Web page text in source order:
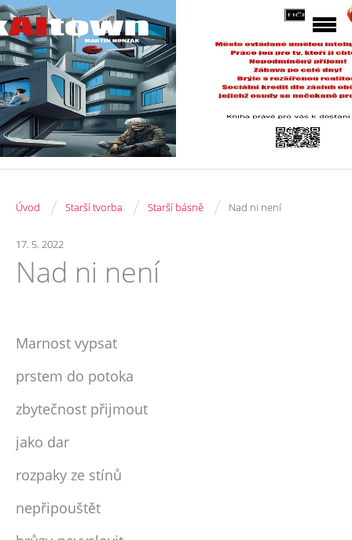
Úvod / Starší tvorba / Starší básně / Nad ni není
17. 5. 2022
Nad ni není
Marnost vypsat
prstem do potoka
zbytečnost přijmout
jako dar
rozpaky ze stínů
nepřipouštět